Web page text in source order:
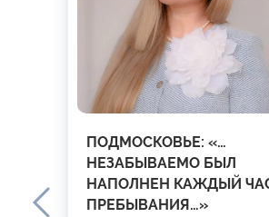
ПОДМОСКОВЬЕ: «…
НЕЗАБЫВАЕМО БЫЛ
НАПОЛНЕН КАЖДЫЙ
ПРЕБЫВАНИЯ…»